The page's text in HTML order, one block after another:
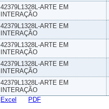
42379L1328L-ARTE EM
INTERAÇÃO
42379L1328L-ARTE EM
INTERAÇÃO
42379L1328L-ARTE EM
INTERAÇÃO
42379L1328L-ARTE EM
INTERAÇÃO
42379L1328L-ARTE EM
INTERAÇÃO
Excel PDF